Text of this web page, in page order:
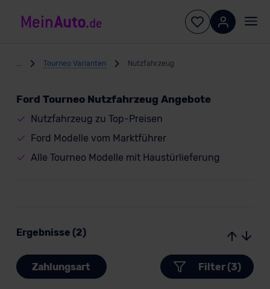
Tourneo Varianten Nutzfahrzeug
Ford Tourneo Nutzfahrzeug Angebote
Nutzfahrzeug zu Top-Preisen
Ford Modelle vom Marktführer
Alle Tourneo Modelle mit Haustürlieferung
Ergebnisse (2)
Zahlungsart Filter (3)